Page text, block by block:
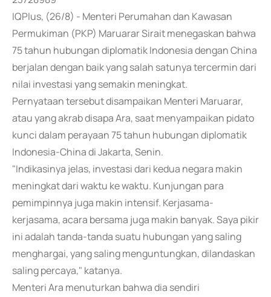
IQPlus, (26/8) - Menteri Perumahan dan Kawasan
Permukiman (PKP) Maruarar Sirait menegaskan bahwa
75 tahun hubungan diplomatik Indonesia dengan China
berjalan dengan baik yang salah satunya tercermin dari
nilai investasi yang semakin meningkat.
Pernyataan tersebut disampaikan Menteri Maruarar,
atau yang akrab disapa Ara, saat menyampaikan pidato
kunci dalam perayaan 75 tahun hubungan diplomatik
Indonesia-China di Jakarta, Senin.
"Indikasinya jelas, investasi dari kedua negara makin
meningkat dari waktu ke waktu. Kunjungan para
pemimpinnya juga makin intensif. Kerjasama-
kerjasama, acara bersama juga makin banyak. Saya pikir
ini adalah tanda-tanda suatu hubungan yang saling
menghargai, yang saling menguntungkan, dilandaskan
saling percaya," katanya.
Menteri Ara menuturkan bahwa dia sendiri